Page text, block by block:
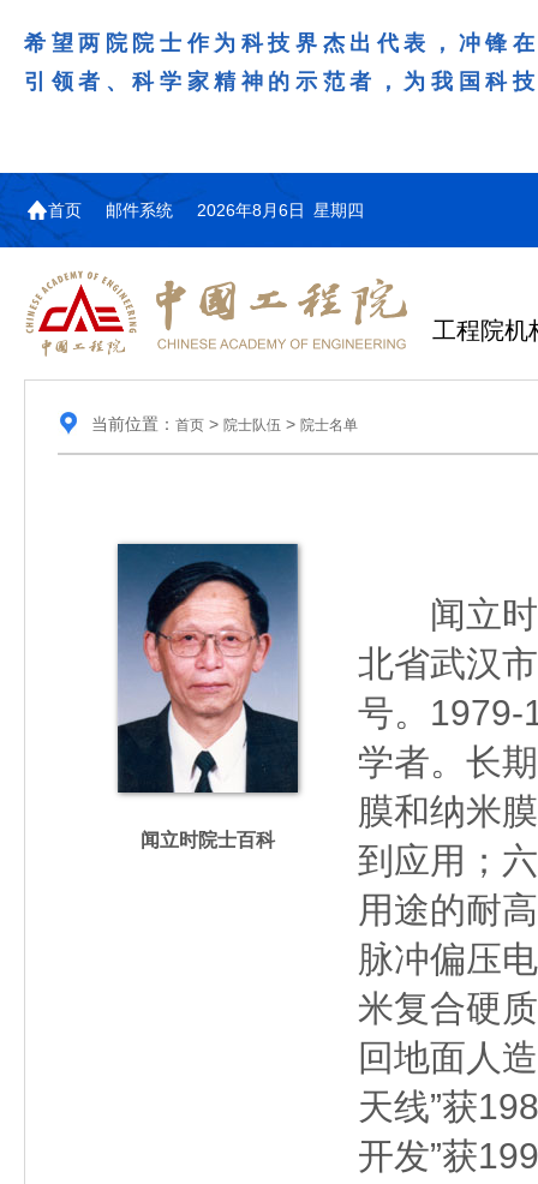
希望两院院士作为科技界杰出代表，冲锋
引领者、科学家精神的示范者，为我国科
首页 邮件系统 2026年8月6日 星期四
工程院机
当前位置： 首页> 院士队伍 > 院士名单
闻立时院士百科
闻立时
北省武汉
号。1979-
学者。长
膜和纳米
到应用；
用途的耐
脉冲偏压
米复合硬
回地面人
天线”获
开发”获